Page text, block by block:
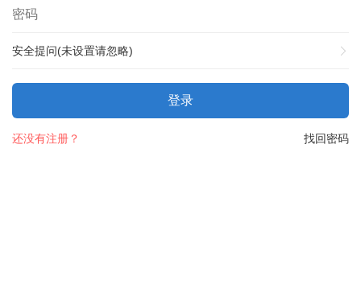
安全提问(未设置请忽略)
登录
找回密码
还没有注册？